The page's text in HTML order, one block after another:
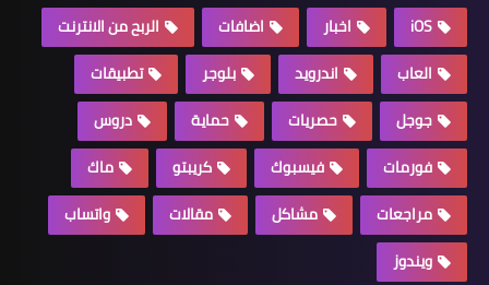
iOS اخبار اضافات
الربح من الانترنت
العاب
اندرويد بلوجر
تطبيقات
جوجل
حصريات حماية
دروس
فورمات
فيسبوك كريبتو
ماك
مراجعات
مشاكل مقالات
واتساب
ويندوز